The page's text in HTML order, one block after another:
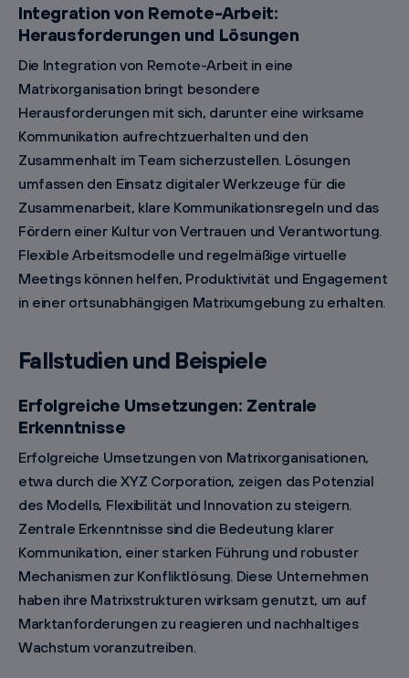
Integration von Remote-Arbeit:
Herausforderungen und Lösungen
Die Integration von Remote-Arbeit in eine
Matrixorganisation bringt besondere
Herausforderungen mit sich, darunter eine wirksame
Kommunikation aufrechtzuerhalten und den
Zusammenhalt im Team sicherzustellen. Lösungen
umfassen den Einsatz digitaler Werkzeuge für die
Zusammenarbeit, klare Kommunikationsregeln und das
Fördern einer Kultur von Vertrauen und Verantwortung.
Flexible Arbeitsmodelle und regelmäßige virtuelle
Meetings können helfen, Produktivität und Engagement
in einer ortsunabhängigen Matrixumgebung zu erhalten.
Fallstudien und Beispiele
Erfolgreiche Umsetzungen: Zentrale
Erkenntnisse
Erfolgreiche Umsetzungen von Matrixorganisationen,
etwa durch die XYZ Corporation, zeigen das Potenzial
des Modells, Flexibilität und Innovation zu steigern.
Zentrale Erkenntnisse sind die Bedeutung klarer
Kommunikation, einer starken Führung und robuster
Mechanismen zur Konfliktlösung. Diese Unternehmen
haben ihre Matrixstrukturen wirksam genutzt, um auf
Marktanforderungen zu reagieren und nachhaltiges
Wachstum voranzutreiben.